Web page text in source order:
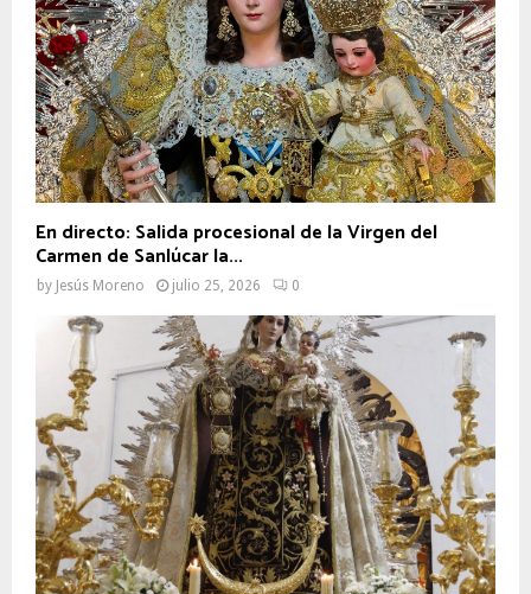
En directo: Salida procesional de la Virgen del
Carmen de Sanlúcar la...
by Jesús Moreno julio 25, 2026 0